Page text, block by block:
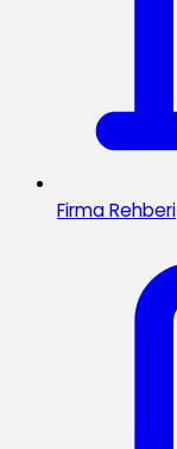
Firma Rehberi